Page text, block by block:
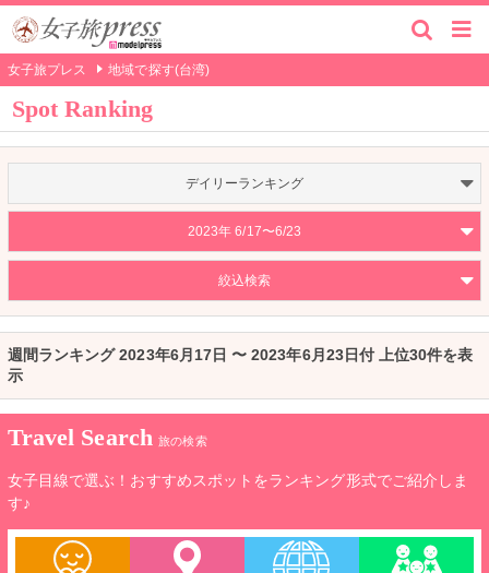
女子旅プレス 地域で探す(台湾)
Spot Ranking
デイリーランキング
2023年 6/17〜6/23
絞込検索
週間ランキング 2023年6月17日 〜 2023年6月23日付 上位30件を表
示
Travel Search 旅の検索
女子目線で選ぶ！おすすめスポットをランキング形式でご紹介しま
す♪